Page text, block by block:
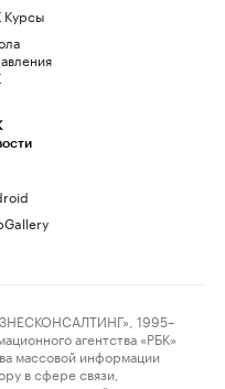
Курсы
1995–
агентства «РБК»
массовой информации
в сфере связи,